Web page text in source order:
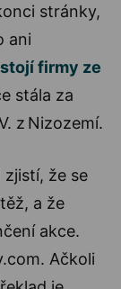
stránky,
ani
firmy ze
stála za
z Nizozemí.
zjistí, že se
a že
akce.
Ačkoli